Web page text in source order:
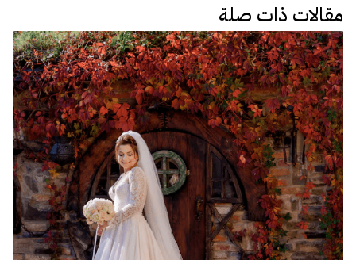
مقالات ذات صلة